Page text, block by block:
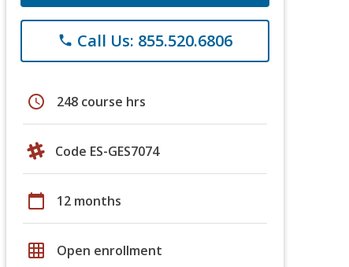
phone Call Us: 855.520.6806
schedule 248 course hrs
Code ES-GES7074
calendar_today 12 months
grid_on Open enrollment